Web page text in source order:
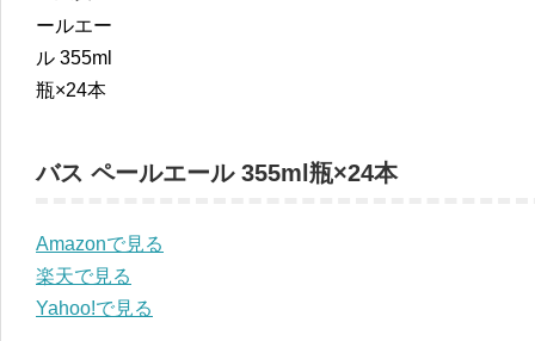
バス ペールエール 355ml瓶×24本
Amazonで見る
楽天で見る
Yahoo!で見る